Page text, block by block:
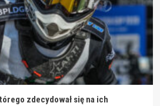
zdecydował się na ich